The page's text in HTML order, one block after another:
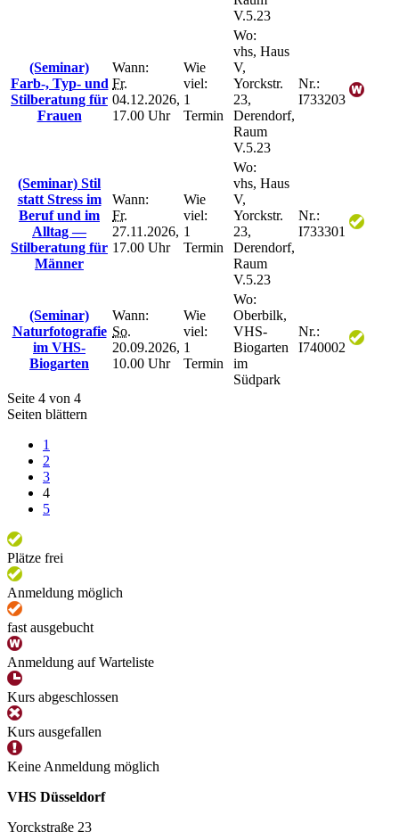
V.5.23
(Seminar)
Farb-, Typ- und
Stilberatung für
Frauen
Wann:
Fr.
04.12.2026,
17.00 Uhr
Wie
viel:
1
Termin
Wo:
vhs, Haus
V,
Yorckstr.
23,
Derendorf,
Raum
V.5.23
Nr.:
I733203
(Seminar) Stil
statt Stress im
Beruf und im
Alltag —
Stilberatung für
Männer
Wann:
Fr.
27.11.2026,
17.00 Uhr
Wie
viel:
1
Termin
Wo:
vhs, Haus
V,
Yorckstr.
23,
Derendorf,
Raum
V.5.23
Nr.:
I733301
(Seminar)
Naturfotografie
im VHS-
Biogarten
Wann:
So.
20.09.2026,
10.00 Uhr
Wie
viel:
1
Termin
Wo:
Oberbilk,
VHS-
Biogarten
im
Südpark
Nr.:
I740002
Seite 4 von 4
Seiten blättern
1
2
3
4
5
Plätze frei
Anmeldung möglich
fast ausgebucht
Anmeldung auf Warteliste
Kurs abgeschlossen
Kurs ausgefallen
Keine Anmeldung möglich
VHS Düsseldorf
Yorckstraße 23